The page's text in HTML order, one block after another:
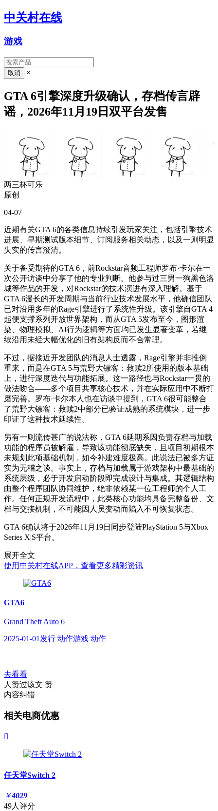
中关村在线
游戏
×
GTA 6引擎深度升级确认，存档传言辟
谣，2026年11月19日双平台发售
两三杯可乐
原创
04-07
近期有关GTA 6的各类信息持续引发玩家关注，包括引擎技术
进展、早期测试版本细节、订阅服务相关动态，以及一则明显
失实的传言澄清。
关于备受期待的GTA 6，前Rockstar音频工程师罗布·卡尔在一
次公开访谈中分享了他的专业判断。他参与过三男一狗黑色洛
城等作品的开发，对Rockstar的技术演进有深入理解。基于
GTA 6漫长的开发周期与当前行业技术发展水平，他确信团队
已对沿用多年的Rage引擎进行了系统性升级。该引擎自GTA 4
起便支撑系列开放世界架构，而从GTA 5发布至今，图形渲
染、物理模拟、AI行为逻辑等方面均已发生显著变革，若继
续沿用未经大幅优化的旧有架构反而不合常理。
不过，据接近开发团队的消息人士透露，Rage引擎并非推倒
重来，而是在GTA 5与荒野大镖客：救赎2所使用的版本基础
上，进行深度迭代与功能拓展。这一路径也与Rockstar一贯的
做法吻合——多个项目共享核心技术，并在实际应用中不断打
磨完善。罗布·卡尔本人也在访谈中提到，GTA 6很可能整合
了荒野大镖客：救赎2中部分已验证成熟的系统模块，进一步
印证了这种技术延续性。
另有一则流传甚广的说法称，GTA 6延期系因负责存档与加载
功能的程序员被解雇，导致该功能彻底缺失，且项目初期根本
未规划此项基础机制，如今补建难度极高。此说法已被多方证
实为无稽之谈。事实上，存档与加载属于游戏架构中最基础的
系统层级，必于开发启动阶段即完成设计与集成。其逻辑结构
由整个程序团队协同维护，绝非依赖某一位工程师的个人工
作。任何正规开发流程中，此类核心功能均具备完整备份、文
档与交接机制，不可能因人员变动而陷入不可恢复状态。
GTA 6确认将于2026年11月19日同步登陆PlayStation 5与Xbox
Series X|S平台。
展开全文
使用中关村在线APP，查看更多精彩资讯
GTA6
Grand Theft Auto 6
2025-01-01发行 动作游戏 动作
去看看
人赞过该文 赞
内容纠错
相关电商优惠

任天堂Switch 2
￥4029
49人评分